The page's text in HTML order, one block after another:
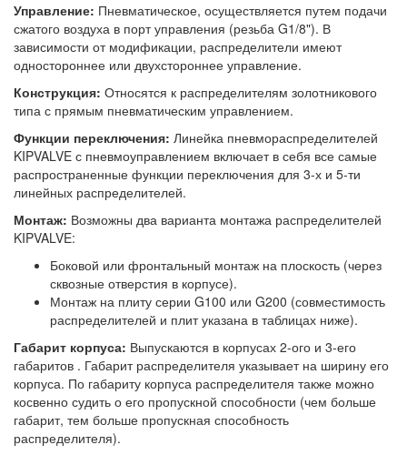
Управление: Пневматическое, осуществляется путем подачи
сжатого воздуха в порт управления (резьба G1/8"). В
зависимости от модификации, распределители имеют
одностороннее или двухстороннее управление.
Конструкция: Относятся к распределителям золотникового
типа с прямым пневматическим управлением.
Функции переключения: Линейка пневмораспределителей
KIPVALVE с пневмоуправлением включает в себя все самые
распространенные функции переключения для 3-х и 5-ти
линейных распределителей.
Монтаж: Возможны два варианта монтажа распределителей
KIPVALVE:
Боковой или фронтальный монтаж на плоскость (через
сквозные отверстия в корпусе).
Монтаж на плиту серии G100 или G200 (совместимость
распределителей и плит указана в таблицах ниже).
Габарит корпуса: Выпускаются в корпусах 2-ого и 3-его
габаритов . Габарит распределителя указывает на ширину его
корпуса. По габариту корпуса распределителя также можно
косвенно судить о его пропускной способности (чем больше
габарит, тем больше пропускная способность
распределителя).